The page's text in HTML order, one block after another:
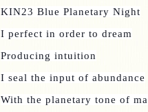
KIN23 Blue Planetary Night
I perfect in order to dream
Producing intuition
I seal the input of abundance
With the planetary tone of